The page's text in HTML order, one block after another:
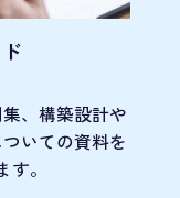
、 構築設計や
ついての資料を
。